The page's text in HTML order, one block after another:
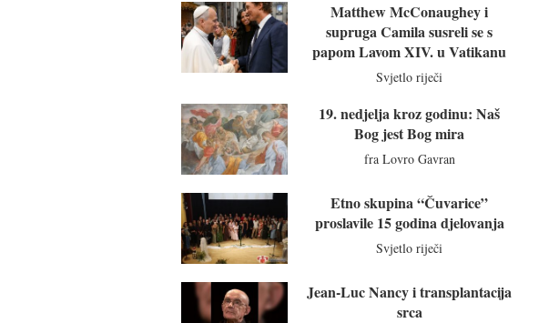
Matthew McConaughey i
supruga Camila susreli se s
papom Lavom XIV. u Vatikanu
Svjetlo riječi
19. nedjelja kroz godinu: Naš
Bog jest Bog mira
fra Lovro Gavran
Etno skupina “Čuvarice”
proslavile 15 godina djelovanja
Svjetlo riječi
Jean-Luc Nancy i transplantacija
srca